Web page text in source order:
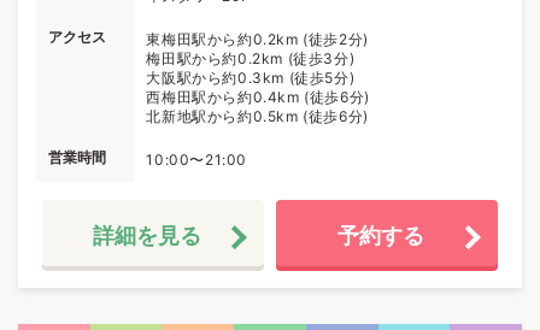
アクセス
東梅田駅から約0.2km (徒歩2分)
梅田駅から約0.2km (徒歩3分)
大阪駅から約0.3km (徒歩5分)
西梅田駅から約0.4km (徒歩6分)
北新地駅から約0.5km (徒歩6分)
営業時間 10:00〜21:00
詳細を見る 予約する